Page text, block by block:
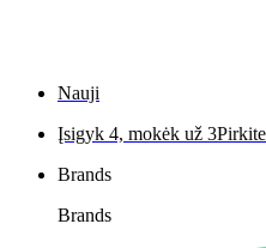
Nauji
Įsigyk 4, mokėk už 3
Brands
Brands